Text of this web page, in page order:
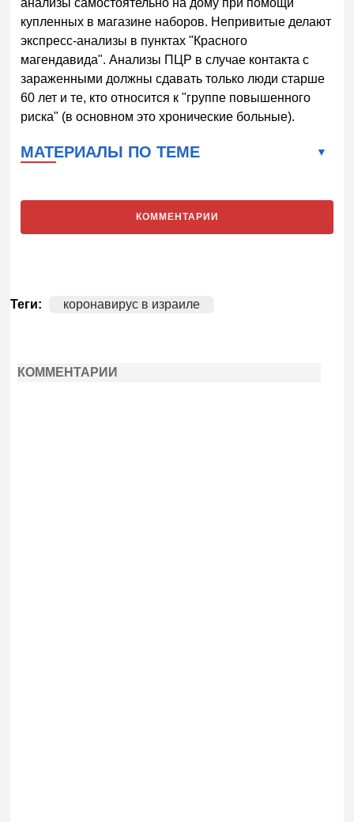
анализы самостоятельно на дому при помощи
купленных в магазине наборов. Непривитые делают
экспресс-анализы в пунктах "Красного
магендавида". Анализы ПЦР в случае контакта с
зараженными должны сдавать только люди старше
60 лет и те, кто относится к "группе повышенного
риска" (в основном это хронические больные).
МАТЕРИАЛЫ ПО ТЕМЕ
КОММЕНТАРИИ
Теги: коронавирус в израиле
КОММЕНТАРИИ